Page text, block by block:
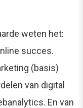
weten het:
succes.
(basis)
van digital
En van